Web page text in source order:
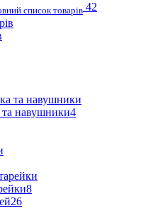
список товарів 42
та навушники4
8
26